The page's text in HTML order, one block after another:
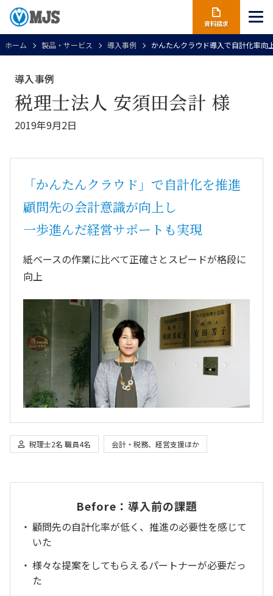
資料請求
ホーム 製品・サービス 導入事例 かんたんクラウド導入で自計化率向
導入事例
税理士法人 安須田会計 様
2019年9月2日
「かんたんクラウド」で自計化を推進
顧問先の会計意識が向上し
一歩進んだ経営サポートも実現
紙ベースの作業に比べて正確さとスピードが格段に
向上
税理士2名 職員4名 会計・税務、経営支援ほか
Before：導入前の課題
顧問先の自計化率が低く、推進の必要性を感じて
いた
様々な提案をしてもらえるパートナーが必要だっ
た